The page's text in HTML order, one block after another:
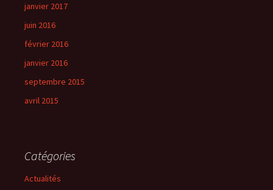
janvier 2017
juin 2016
février 2016
janvier 2016
septembre 2015
avril 2015
Catégories
Actualités